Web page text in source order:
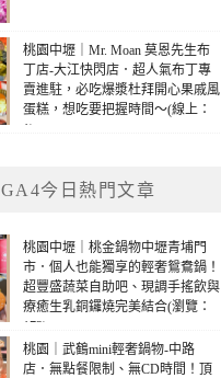
桃園中壢｜Mr. Moan 莫恩先生布
丁店-大江快閃店．超人氣布丁專
賣進駐，必吃爆漿杜拜開心果戚風
蛋糕，想吃要把握時間～(線上：
1)
GA4今日熱門文章
桃園中壢｜桃金鍋物中壢青埔門
市．個人也能獨享的輕奢鴛鴦鍋！
超豐盛蔬菜自助吧、現調手搖飲與
療癒生乳銅鑼燒完美結合(瀏覽：
173)
桃園｜武鶴mini輕奢鍋物-中路
店．無點餐限制、無CD時間！頂